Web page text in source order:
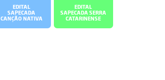
EDITAL
SAPECADA
CANÇÃO NATIVA
EDITAL
SAPECADA SERRA
CATARINENSE